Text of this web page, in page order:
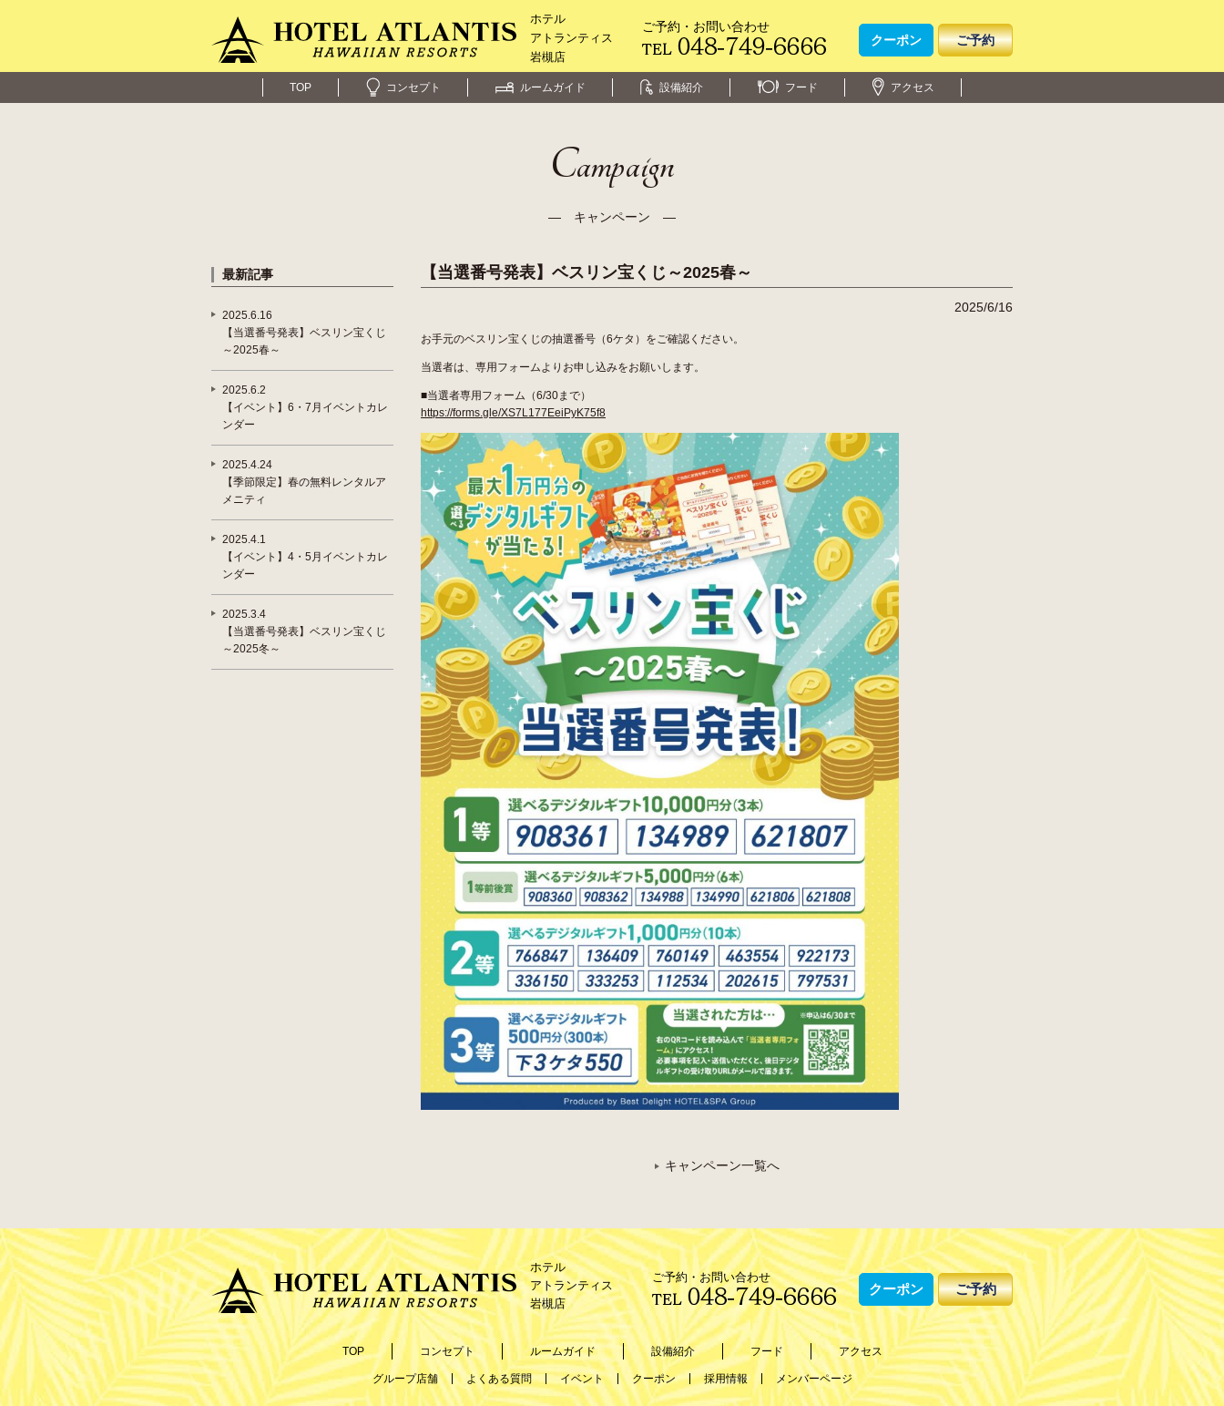
ホテル
アトランティス
岩槻店
ご予約・お問い合わせ
クーポン
ご予約
TOP コンセプト ルームガイド 設備紹介 フード アクセス
Campaign
― キャンペーン ―
【当選番号発表】ベスリン宝くじ～2025春～
2025/6/16
お手元のベスリン宝くじの抽選番号（6ケタ）をご確認ください。
当選者は、専用フォームよりお申し込みをお願いします。
■当選者専用フォーム（6/30まで）
https://forms.gle/XS7L177EeiPyK75f8
キャンペーン一覧へ
最新記事
2025.6.16
【当選番号発表】ベスリン宝くじ
～2025春～
2025.6.2
【イベント】6・7月イベントカレ
ンダー
2025.4.24
【季節限定】春の無料レンタルア
メニティ
2025.4.1
【イベント】4・5月イベントカレ
ンダー
2025.3.4
【当選番号発表】ベスリン宝くじ
～2025冬～
ホテル
アトランティス
岩槻店
ご予約・お問い合わせ
クーポン ご予約
TOP コンセプト ルームガイド 設備紹介 フード アクセス
グループ店舗 よくある質問 イベント クーポン 採用情報 メンバーページ